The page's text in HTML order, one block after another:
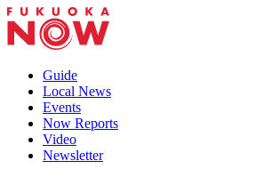
Guide
Local News
Events
Now Reports
Video
Newsletter